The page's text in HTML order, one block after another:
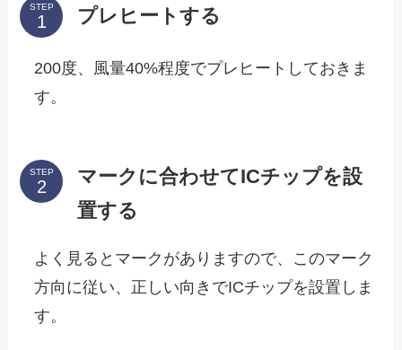
STEP プレヒートする
200度、風量40%程度でプレヒートしておきま
す。
STEP
マークに合わせてICチップを設
置する
よく見るとマークがありますので、このマーク
方向に従い、正しい向きでICチップを設置しま
す。